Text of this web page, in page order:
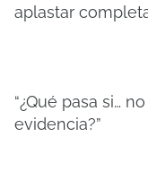
aplastar
“¿Qué pasa si…
evidencia?”